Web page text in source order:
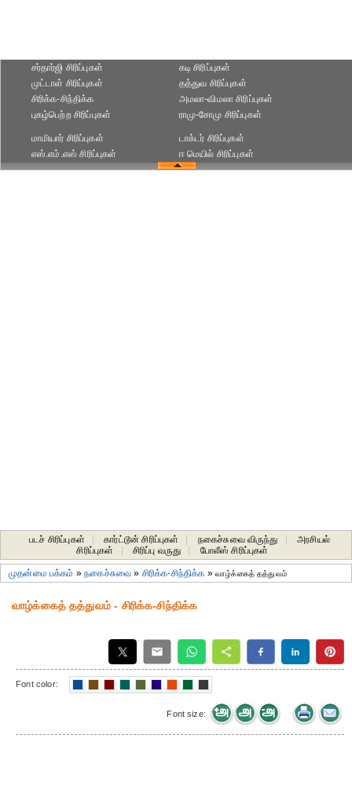
சர்தார்ஜி சிரிப்புகள்
முட்டாள் சிரிப்புகள்
கடி சிரிப்புகள்
தத்துவ சிரிப்புகள்
சிரிக்க-சிந்திக்க
புகழ்பெற்ற சிரிப்புகள்
அமலா-விமலா சிரிப்புகள்
ராமு-சோமு சிரிப்புகள்
மாமியார் சிரிப்புகள்
எஸ்.எம்.எஸ் சிரிப்புகள்
டாக்டர் சிரிப்புகள்
ஈ மெயில் சிரிப்புகள்
படச் சிரிப்புகள் கார்ட்டூன் சிரிப்புகள் நகைச்சுவை விருந்து
அரசியல்
சிரிப்புகள்
சிரிப்பு வருது போலீஸ் சிரிப்புகள்
முதன்மை பக்கம் »நகைச்சுவை » சிரிக்க-சிந்திக்க » வாழ்க்கைத் தத்துவம்
வாழ்க்கைத் தத்துவம் - சிரிக்க-சிந்திக்க
Font color:
Font size: